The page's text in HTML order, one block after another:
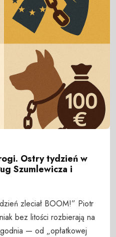
Ostry tydzień w
Szumlewicza i
zleciał BOOM!” Piotr
bez litości rozbierają na
— od „opłatkowej